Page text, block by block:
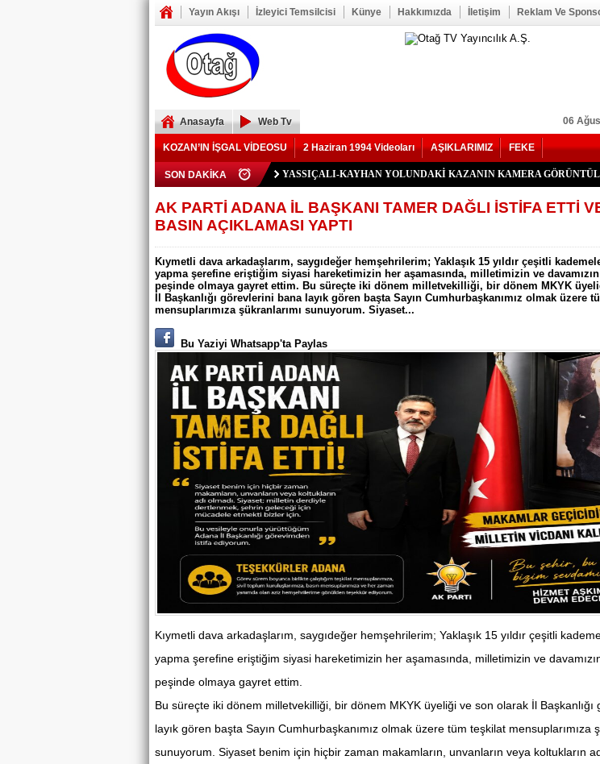
Yayın Akışı İzleyici Temsilcisi Künye Hakkımızda İletişim Reklam Ve
Anasayfa Web Tv
KOZAN’IN İŞGAL VİDEOSU 2 Haziran 1994 Videoları AŞIKLARIMIZ FEKE
SON DAKİKA
YIKILAN İMAM HATİP LİSESİ ALANINDA YOL ÇALIŞMASI BAŞLADI
73 yaşındaki Yusuf Seğmen, 23 Yıl Aradan Sonra Yeniden MHP Kozan İlçe
Şerif Köşeli, MHP Kozan İlçe Kongresi’ne Katılmadı.
ZAFER YEĞENOĞLU, YENİ PARTİ KOZAN KURUCU İLÇE BAŞKANI
YASSIÇALI-KAYHAN YOLUNDAKİ KAZANIN KAMERA
Polis Memuru Serkan Duru Son Yolculuğuna Uğurlandı
Kozan Gedikli Köyü’nde Otomobil Takla Attı: 1’i Bebek 6 Kişi Yaralandı
Eskimantaş Köyü Muhtarı Mustafa Aköz, tedavi gördüğü hastanede
FEKE’DE ELEKTRİK TEPKİSİ: ÇONDU KÖYÜNDE 5 YILDIR
ELEKTRİK YOK
KOZAN’DA TRAFİK KAZASI 7 KİŞİ YARALANDI
BÖBREKLERİ İKİ HASTAYA UMUT OLDU
DAMDAN DÜŞEN OĞUZHAN BÜYÜMEZ, 4 GÜNLÜK YAŞAM
Feke’de Yeni Parti İlçe Başkanlığı İçin Öncü Tok İsmi Gündemde
Kozan’daki Orman Yangını Büyük Oranda Kontrol Altına Alındı
Mansurlu Yol Kavşağı’nda İki Otomobil Çarpıştı: 2 Yaralı
06
AK PARTİ ADANA İL BAŞKANI TAMER DAĞLI İSTİFA ETTİ
BASIN AÇIKLAMASI YAPTI
Kıymetli dava arkadaşlarım, saygıdeğer hemşehrilerim; Yaklaşık 15 yıldır çeşitli
yapma şerefine eriştiğim siyasi hareketimizin her aşamasında, milletimizin ve
peşinde olmaya gayret ettim. Bu süreçte iki dönem milletvekilliği, bir dönem MKYK
İl Başkanlığı görevlerini bana layık gören başta Sayın Cumhurbaşkanımız olmak üzere
mensuplarımıza şükranlarımı sunuyorum. Siyaset...
Bu Yaziyi Whatsapp'ta Paylas
Kıymetli dava arkadaşlarım, saygıdeğer hemşehrilerim; Yaklaşık 15 yıldır çeşitli
yapma şerefine eriştiğim siyasi hareketimizin her aşamasında, milletimizin ve
peşinde olmaya gayret ettim.
Bu süreçte iki dönem milletvekilliği, bir dönem MKYK üyeliği ve son olarak İl Başkanlığı
layık gören başta Sayın Cumhurbaşkanımız olmak üzere tüm teşkilat mensuplarımıza
sunuyorum. Siyaset benim için hiçbir zaman makamların, unvanların veya koltukların